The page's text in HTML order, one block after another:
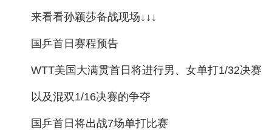
健康
悠游
相亲
汽车
房产
来看看孙颖莎备战现场↓↓↓
国乒首日赛程预告
WTT美国大满贯首日将进行男、女单打1/32决赛
以及混双1/16决赛的争夺
国乒首日将出战7场单打比赛